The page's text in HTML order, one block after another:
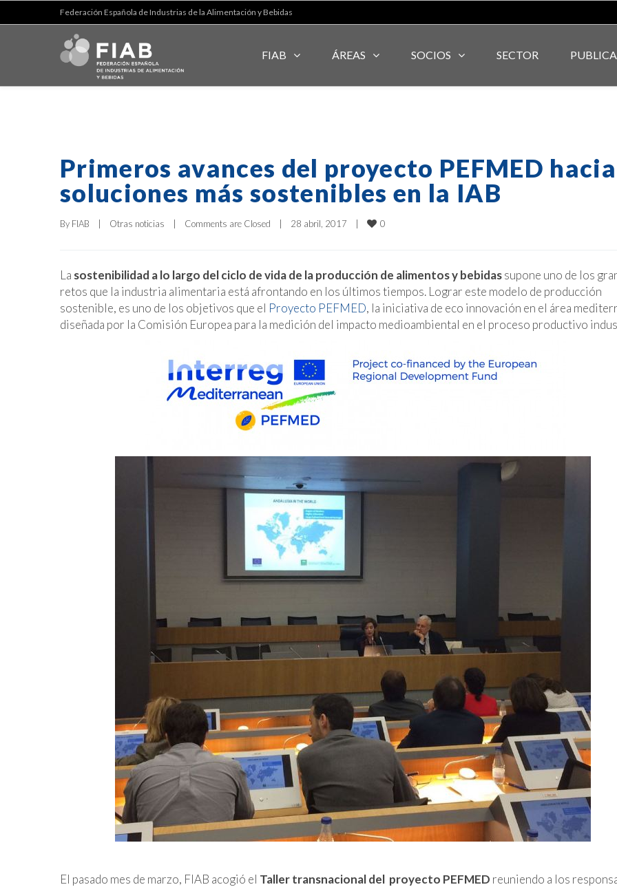
Federación Española de Industrias de la Alimentación y Bebidas
FIAB ÁREAS SOCIOS SECTOR
Primeros avances del proyecto PEFMED hacia
soluciones más sostenibles en la IAB
By FIAB Otras noticias Comments are Closed 28 abril, 2017 0
La sostenibilidad a lo largo del ciclo de vida de la producción de alimentos y bebidassupone uno de los
retos que la industria alimentaria está afrontando en los últimos tiempos. Lograr este modelo de producción
sostenible, es uno de los objetivos que el Proyecto PEFMED, la iniciativa de eco innovación en el área
diseñada por la Comisión Europea para la medición del impacto medioambiental en el proceso productivo
El pasado mes de marzo, FIAB acogió el Taller transnacional del proyecto PEFMED reuniendo a los